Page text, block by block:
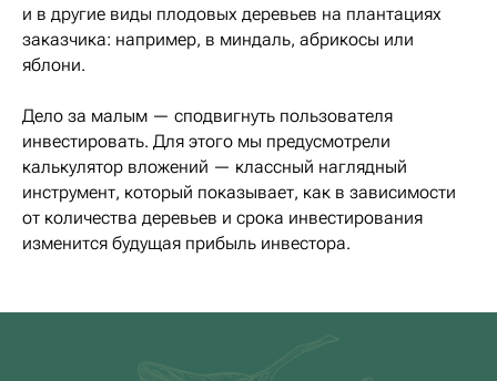
и в другие виды плодовых деревьев на плантациях
заказчика: например, в миндаль, абрикосы или
яблони.
Дело за малым — сподвигнуть пользователя
инвестировать. Для этого мы предусмотрели
калькулятор вложений — классный наглядный
инструмент, который показывает, как в зависимости
от количества деревьев и срока инвестирования
изменится будущая прибыль инвестора.